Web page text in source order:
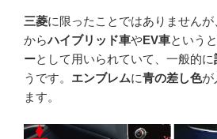
三菱に限ったことではありませんが
からハイブリッド車やEV車という
ーとして用いられていて、一般的に
うです。 エンブレムに青の差し色が
ます。